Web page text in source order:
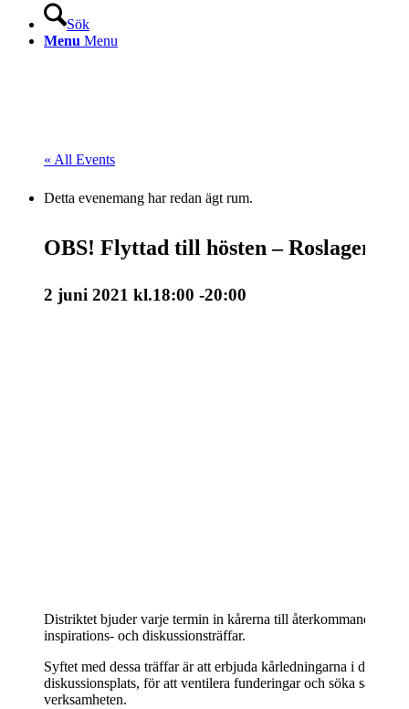
Sök
Menu Menu
« All Events
Detta evenemang har redan ägt rum.
OBS! Flyttad till hösten – Roslagen
2 juni 2021 kl.18:00 -20:00
Distriktet bjuder varje termin in kårerna till återkommande
inspirations- och diskussionsträffar.
Syftet med dessa träffar är att erbjuda kårledningarna i
diskussionsplats, för att ventilera funderingar och söka samsyn
verksamheten.